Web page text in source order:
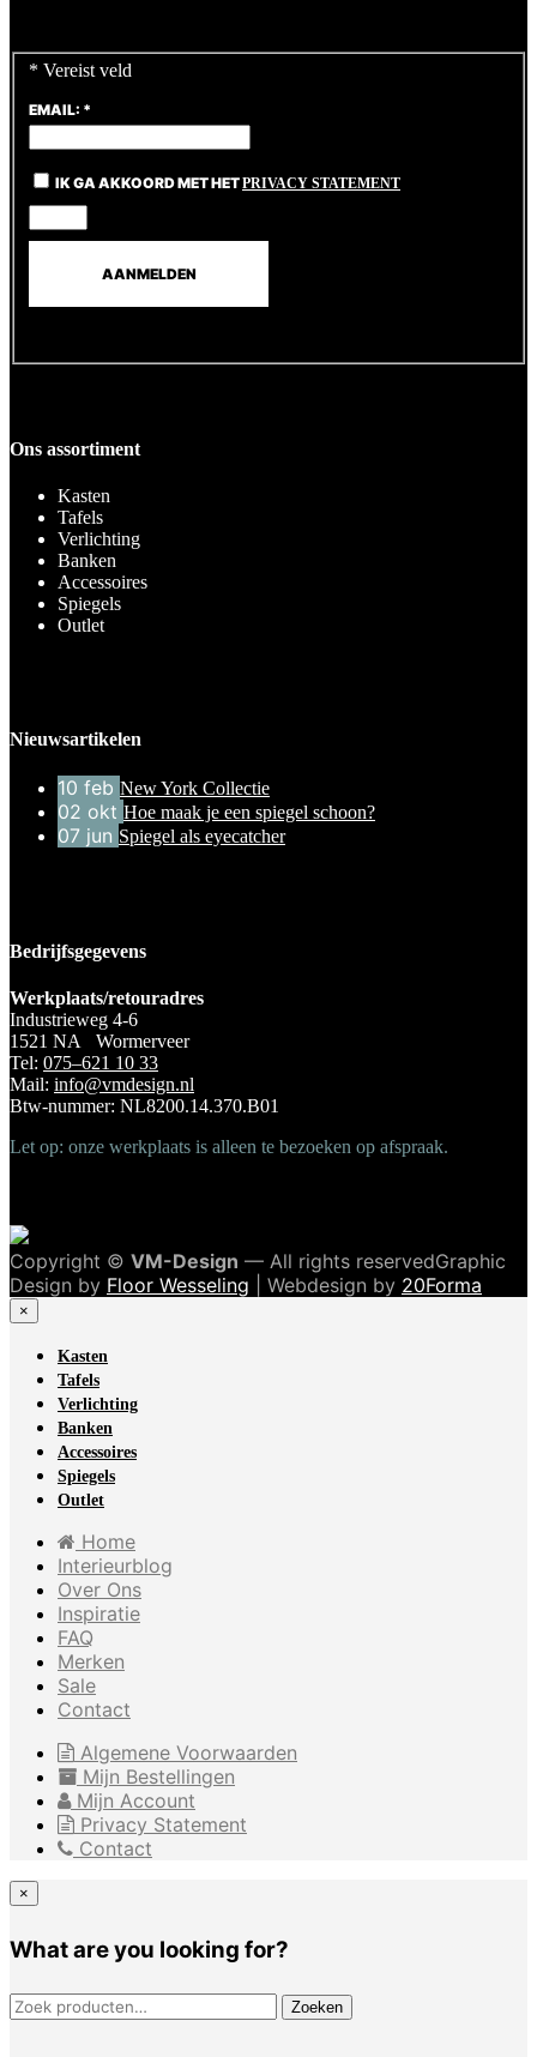
* Vereist veld
EMAIL: *
IK GA AKKOORD MET HETPRIVACY STATEMENT
Ons assortiment
Kasten
Tafels
Verlichting
Banken
Accessoires
Spiegels
Outlet
Nieuwsartikelen
10 feb New York Collectie
02 okt Hoe maak je een spiegel schoon?
07 jun Spiegel als eyecatcher
Bedrijfsgegevens
Werkplaats/retouradres
Industrieweg 4-6
1521 NA Wormerveer
Tel: 075–621 10 33
Mail: info@vmdesign.nl
Btw-nummer: NL8200.14.370.B01
Let op: onze werkplaats is alleen te bezoeken op afspraak.
Copyright © VM-Design — All rights reservedGraphic
Design by Floor Wesseling | Webdesign by 20Forma
×
Kasten
Tafels
Verlichting
Banken
Accessoires
Spiegels
Outlet
Home
Interieurblog
Over Ons
Inspiratie
FAQ
Merken
Sale
Contact
Algemene Voorwaarden
Mijn Bestellingen
Mijn Account
Privacy Statement
Contact
×
What are you looking for?
ZOEKEN NAAR: Zoeken